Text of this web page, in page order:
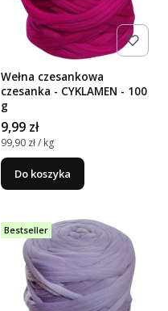
Wełna czesankowa
czesanka - CYKLAMEN - 100
g
Cena
9,99 zł
Cena jednostkowa
99,90 zł / kg
Do koszyka
Bestseller